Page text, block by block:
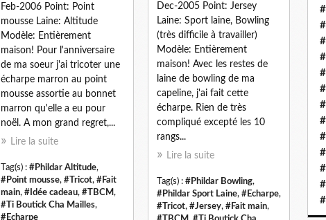
Feb-2006 Point: Point
mousse Laine: Altitude
Modèle: Entièrement
maison! Pour l'anniversaire
de ma soeur j'ai tricoter une
écharpe marron au point
mousse assortie au bonnet
marron qu'elle a eu pour
noël. A mon grand regret,...
Lire la suite
Tag(s) : #Phildar Altitude,
#Point mousse, #Tricot, #Fait
main, #Idée cadeau, #TBCM,
#Ti Boutick Cha Mailles,
#Echarpe
Dec-2005 Point: Jersey
Laine: Sport laine, Bowling
(très difficile à travailler)
Modèle: Entièrement
maison! Avec les restes de
laine de bowling de ma
capeline, j'ai fait cette
écharpe. Rien de très
compliqué excepté les 10
rangs...
Lire la suite
Tag(s) : #Phildar Bowling,
#Phildar Sport Laine, #Echarpe,
#Tricot, #Jersey, #Fait main,